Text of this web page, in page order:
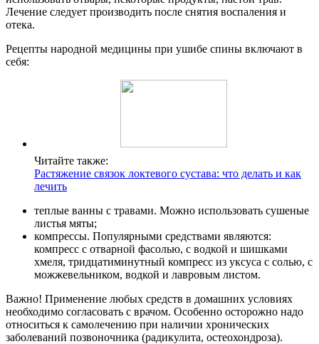
Лечение следует производить после снятия воспаления и
отека.
Рецепты народной медицины при ушибе спины включают в
себя:
Читайте также:
Растяжение связок локтевого сустава: что делать и как
лечить
теплые ванны с травами. Можно использовать сушеные
листья мяты;
компрессы. Популярными средствами являются:
компресс с отварной фасолью, с водкой и шишками
хмеля, тридцатиминутный компресс из уксуса с солью, с
можжевельником, водкой и лавровым листом.
Важно! Применение любых средств в домашних условиях
необходимо согласовать с врачом. Особенно осторожно надо
относиться к самолечению при наличии хронических
заболеваний позвоночника (радикулита, остеохондроза).